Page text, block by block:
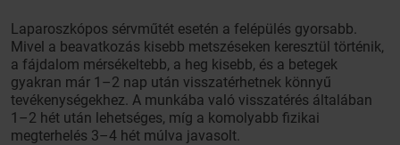
Laparoszkópos sérvműtét esetén a felépülés gyorsabb.
Mivel a beavatkozás kisebb metszéseken keresztül történik,
a fájdalom mérsékeltebb, a heg kisebb, és a betegek
gyakran már 1–2 nap után visszatérhetnek könnyű
tevékenységekhez. A munkába való visszatérés általában
1–2 hét után lehetséges, míg a komolyabb fizikai
megterhelés 3–4 hét múlva javasolt.